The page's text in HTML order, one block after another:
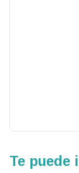
Te puede